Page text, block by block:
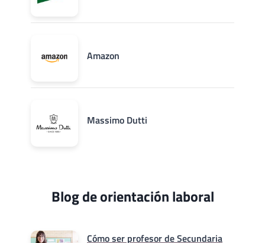
Amazon
Massimo Dutti
Blog de orientación laboral
Cómo ser profesor de Secundaria